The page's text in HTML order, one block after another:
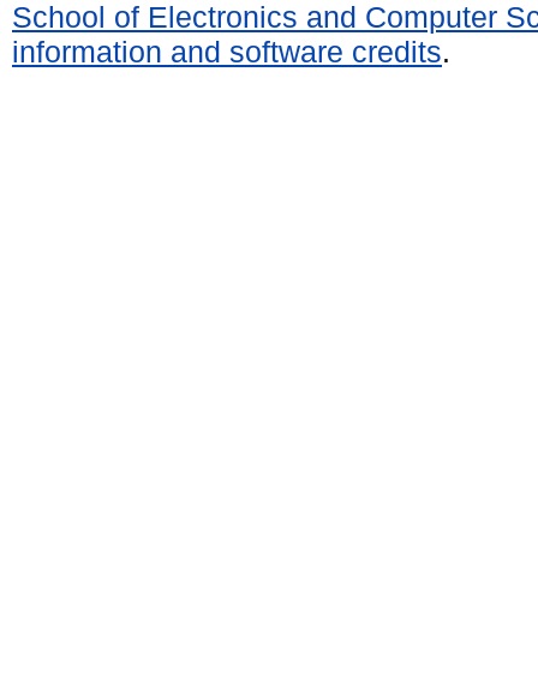
School of Electronics and Computer
information and software credits.